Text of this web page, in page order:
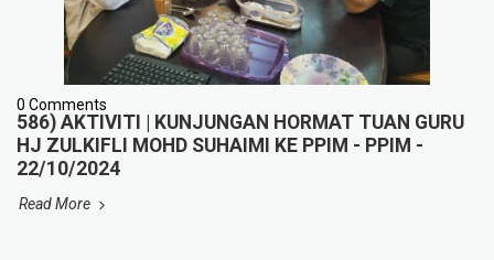
0 Comments
586) AKTIVITI | KUNJUNGAN HORMAT TUAN GURU
HJ ZULKIFLI MOHD SUHAIMI KE PPIM - PPIM -
22/10/2024
Read More